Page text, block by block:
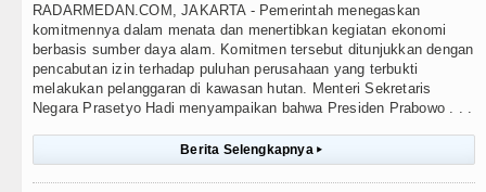
RADARMEDAN.COM, JAKARTA - Pemerintah menegaskan
komitmennya dalam menata dan menertibkan kegiatan ekonomi
berbasis sumber daya alam. Komitmen tersebut ditunjukkan dengan
pencabutan izin terhadap puluhan perusahaan yang terbukti
melakukan pelanggaran di kawasan hutan. Menteri Sekretaris
Negara Prasetyo Hadi menyampaikan bahwa Presiden Prabowo . . .
Berita Selengkapnya ▸